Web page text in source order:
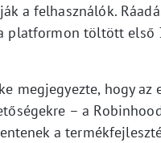
a felhasználók.
töltött első
megjegyezte, hogy
– a
a